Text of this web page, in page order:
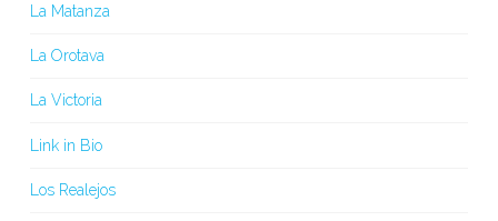
La Matanza
La Orotava
La Victoria
Link in Bio
Los Realejos